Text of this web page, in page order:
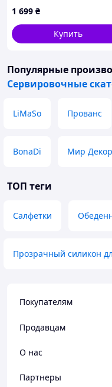
орнамент
1 699 ₴
Купить
Популярные
Сервировочные
LiMaSo Прованс
BonaDi Мир
ТОП теги
Салфетки
Прозрачный силикон
Покупателям
Продавцам
О нас
Партнеры